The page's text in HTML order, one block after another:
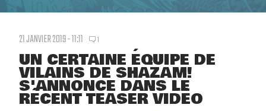
21 JANVIER 2019 - 11:11 1
UN CERTAINE ÉQUIPE DE
VILAINS DE SHAZAM!
S'ANNONCE DANS LE
RÉCENT TEASER VIDÉO